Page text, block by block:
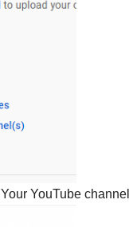
YouTube channel